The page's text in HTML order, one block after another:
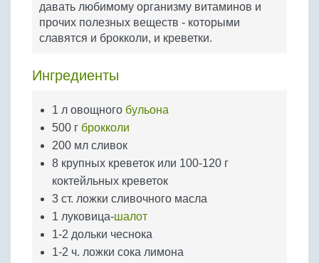
Бобовые
Яйца
давать любимому организму витаминов и
прочих полезных веществ - которыми
славятся и брокколи, и креветки.
Ингредиенты
1 л овощного бульона
500 г брокколи
200 мл сливок
8 крупных креветок или 100-120 г
коктейльных креветок
3 ст. ложки сливочного масла
1 луковица-шалот
1-2 дольки чеснока
1-2 ч. ложки сока лимона